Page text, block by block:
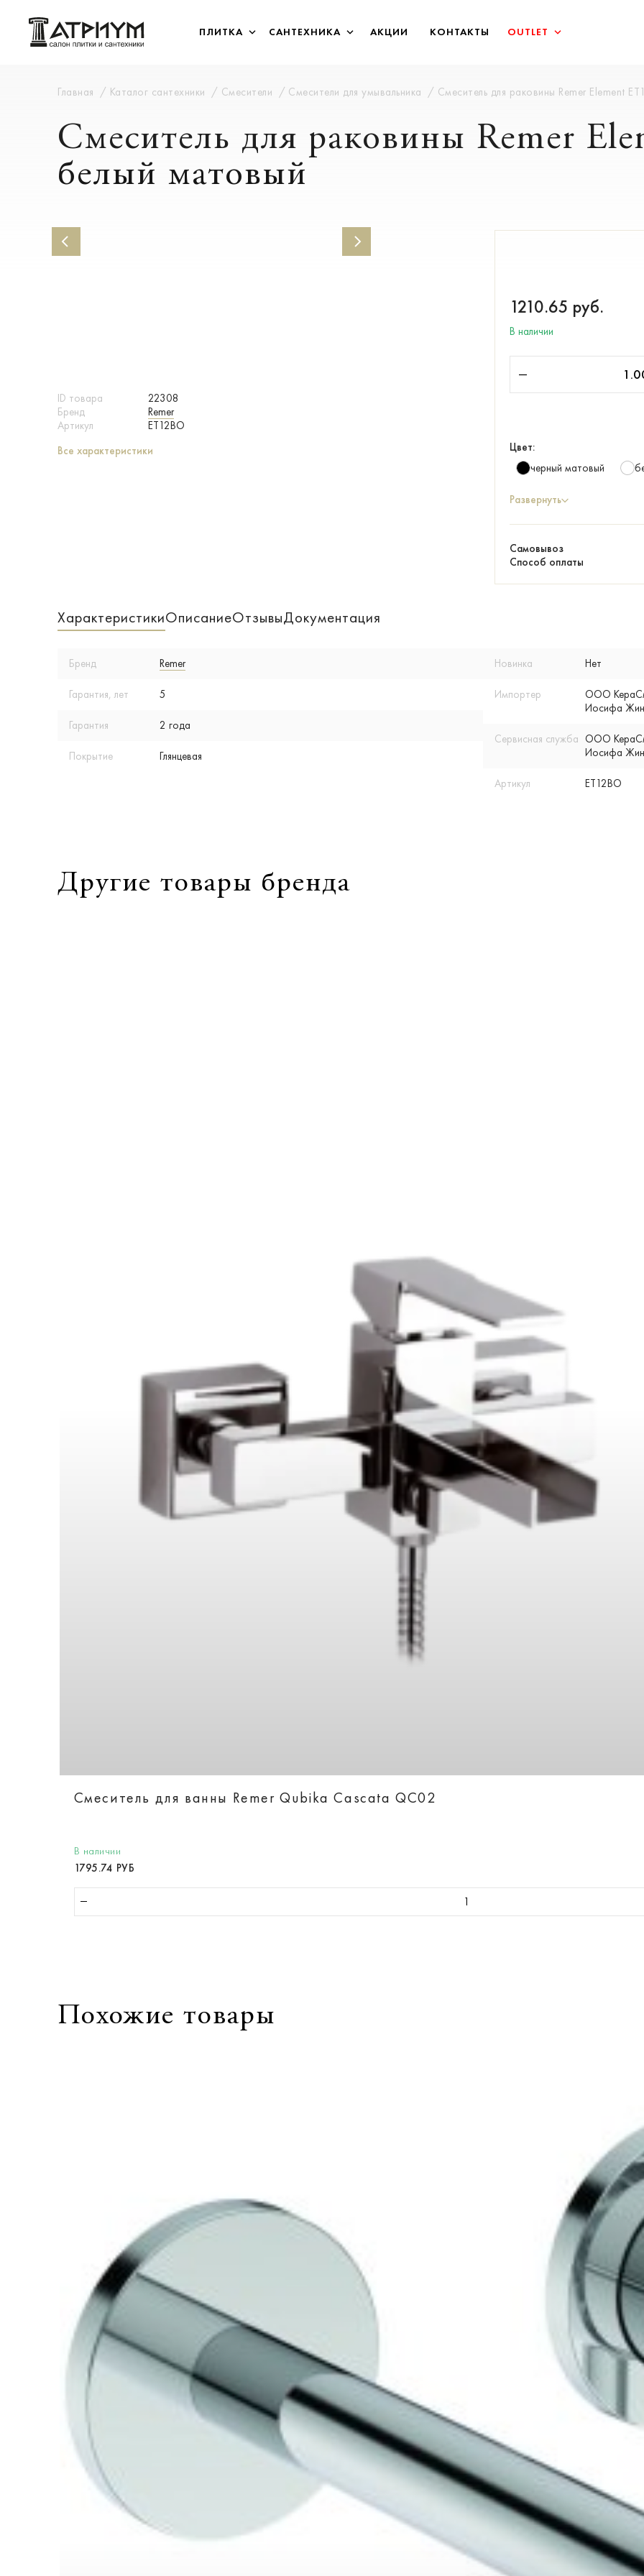
ПЛИТКА САНТЕХНИКА АКЦИИ КОНТАКТЫ OUTLET
Главная Каталог сантехники Смесители Смесители для умывальника Смеситель для раковины Remer Element
Смеситель для раковины Remer
белый матовый
ID товара
22308
Бренд
Remer
Артикул
ET12BO
Все характеристики
1210.65 руб.
В наличии
Цвет:
черный матовый
Развернуть
Самовывоз
Способ оплаты
ХарактеристикиОписаниеОтзывыДокументация
Бренд Remer
Гарантия, лет 5
Гарантия 2 года
Покрытие Глянцевая
Новинка Нет
Импортер
ООО
Иосифа
Сервисная служба ООО
Иосифа
Артикул ET12BO
Другие товары бренда
Смеситель для ванны Remer Qubika Cascata QC02
В наличии
1795.74 РУБ
Похожие товары